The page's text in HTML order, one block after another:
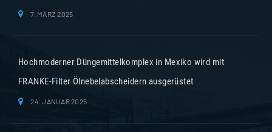
7. MÄRZ 2025
Hochmoderner Düngemittelkomplex in Mexiko wird mit
FRANKE-Filter Ölnebelabscheidern ausgerüstet
24. JANUAR 2025